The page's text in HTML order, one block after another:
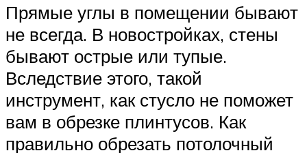
Прямые углы в помещении бывают
не всегда. В новостройках, стены
бывают острые или тупые.
Вследствие этого, такой
инструмент, как стусло не поможет
вам в обрезке плинтусов. Как
правильно обрезать потолочный